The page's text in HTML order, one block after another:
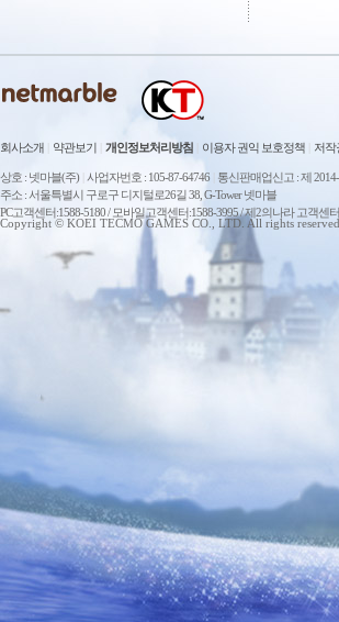
회사소개 약관보기 개인정보처리방침 이용자 권익 보호정책 저작
상호 : 넷마블(주) 사업자번호 : 105-87-64746 통신판매업신고 : 제
주소 : 서울특별시 구로구 디지털로26길 38, G-Tower 넷마블
PC고객센터:1588-5180 / 모바일고객센터:1588-3995 / 제2의나라 고객
Copyright © KOEI TECMO GAMES CO., LTD. All rights